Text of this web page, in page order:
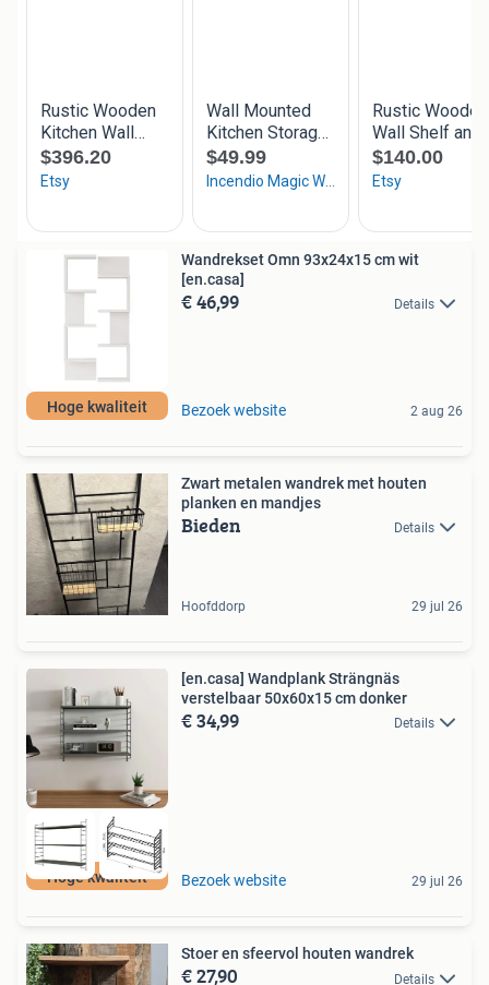
Hoge kwaliteit
Wandrekset Omn 93x24x15 cm wit
[en.casa]
€ 46,99 Details
Bezoek website 2 aug 26
Zwart metalen wandrek met houten
planken en mandjes
Bieden Details
Hoofddorp 29 jul 26
Hoge kwaliteit
[en.casa] Wandplank Strängnäs
verstelbaar 50x60x15 cm donker
€ 34,99 Details
Bezoek website 29 jul 26
Stoer en sfeervol houten wandrek
€ 27,90 Details